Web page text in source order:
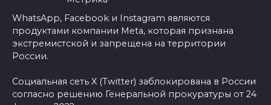
WhatsApp, Facebook и Instagram являются
продуктами компании Meta, которая признана
экстремистской и запрещена на территории
России.
Социальная сеть X (Twitter) заблокирована в России
согласно решению Генеральной прокуратуры от 24